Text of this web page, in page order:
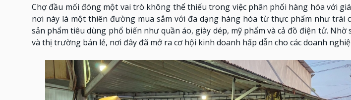
Chợ đầu mối đóng một vai trò không thể thiếu trong việc phân phối hàng hóa với
nơi này là một thiên đường mua sắm với đa dạng hàng hóa từ thực phẩm như trái
sản phẩm tiêu dùng phổ biến như quần áo, giày dép, mỹ phẩm và cả đồ điện tử. Nhờ
và thị trường bán lẻ, nơi đây đã mở ra cơ hội kinh doanh hấp dẫn cho các doanh